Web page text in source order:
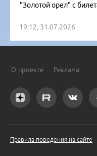
"Золотой орел" с
19:12, 31.07.2026
О проекте Реклама
Правила поведения на сайте